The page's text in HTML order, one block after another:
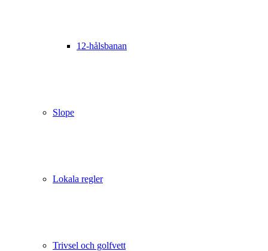
12-hålsbanan
Slope
Lokala regler
Trivsel och golfvett